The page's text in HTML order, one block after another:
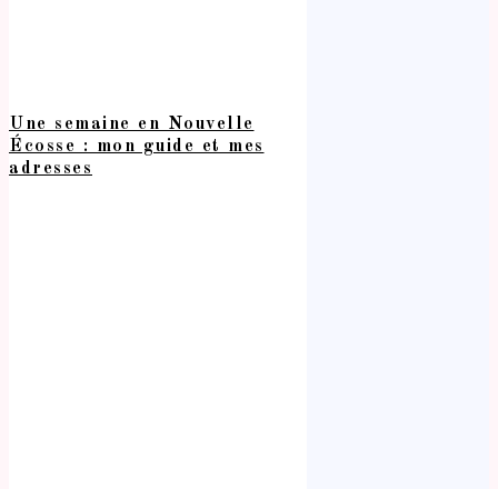
Une semaine en Nouvelle
Écosse : mon guide et mes
adresses